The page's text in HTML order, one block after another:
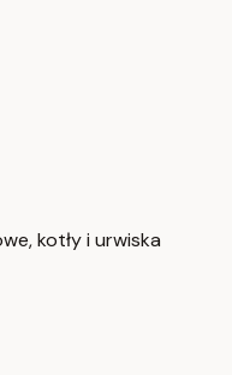
kotły i urwiska